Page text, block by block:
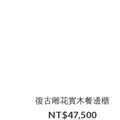
復古雕花實木餐邊櫃
NT$47,500